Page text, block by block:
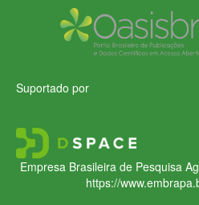
Suportado por
Empresa Brasileira de Pesquisa
https://